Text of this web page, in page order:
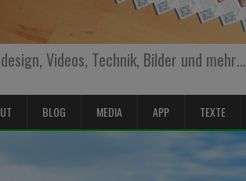
Videos, Technik, Bilder und mehr…
BLOG MEDIA APP TEXTE